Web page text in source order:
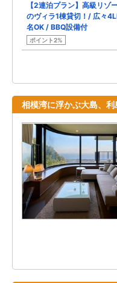
【2連泊プラン】高級リゾ
のヴィラ1棟貸切！/ 広々
名OK / BBQ設備付
ポイント2%
相模湾に浮かぶ大島、